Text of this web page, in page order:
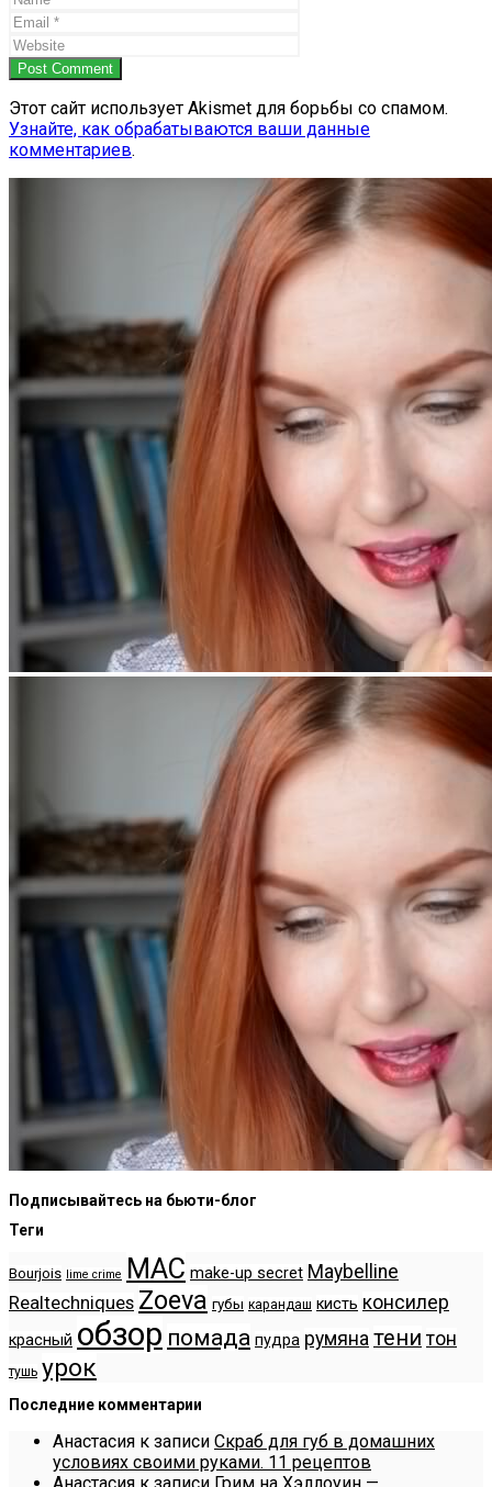
Post Comment
Этот сайт использует Akismet для борьбы со спамом.
Узнайте, как обрабатываются ваши данные
комментариев.
Подписывайтесь на бьюти-блог
Теги
Bourjois lime crime MAC make-up secret Maybelline
Realtechniques Zoeva губы карандаш кисть консилер
красный обзор помада пудра румяна тени тон
тушь урок
Последние комментарии
Анастасия к записи Скраб для губ в домашних
условиях своими руками. 11 рецептов
Анастасия к записи Грим на Хэллоуин —